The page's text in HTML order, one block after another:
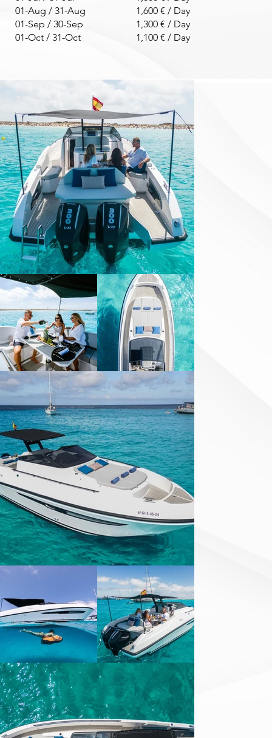
01-Aug / 31-Aug
01-Sep / 30-Sep
01-Oct / 31-Oct
1,600 € / Day
1,300 € / Day
1,100 € / Day